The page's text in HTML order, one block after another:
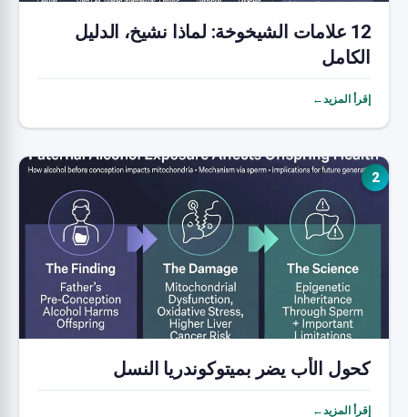
12 علامات الشيخوخة: لماذا نشيخ، الدليل
الكامل
إقرأ المزيد←
2
كحول الأب يضر بميتوكوندريا النسل
إقرأ المزيد←